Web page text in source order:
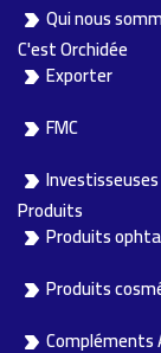
Qui nous
C'est Orchidée
Exporter
FMC
Investisseuses
Produits
Produits
Produits